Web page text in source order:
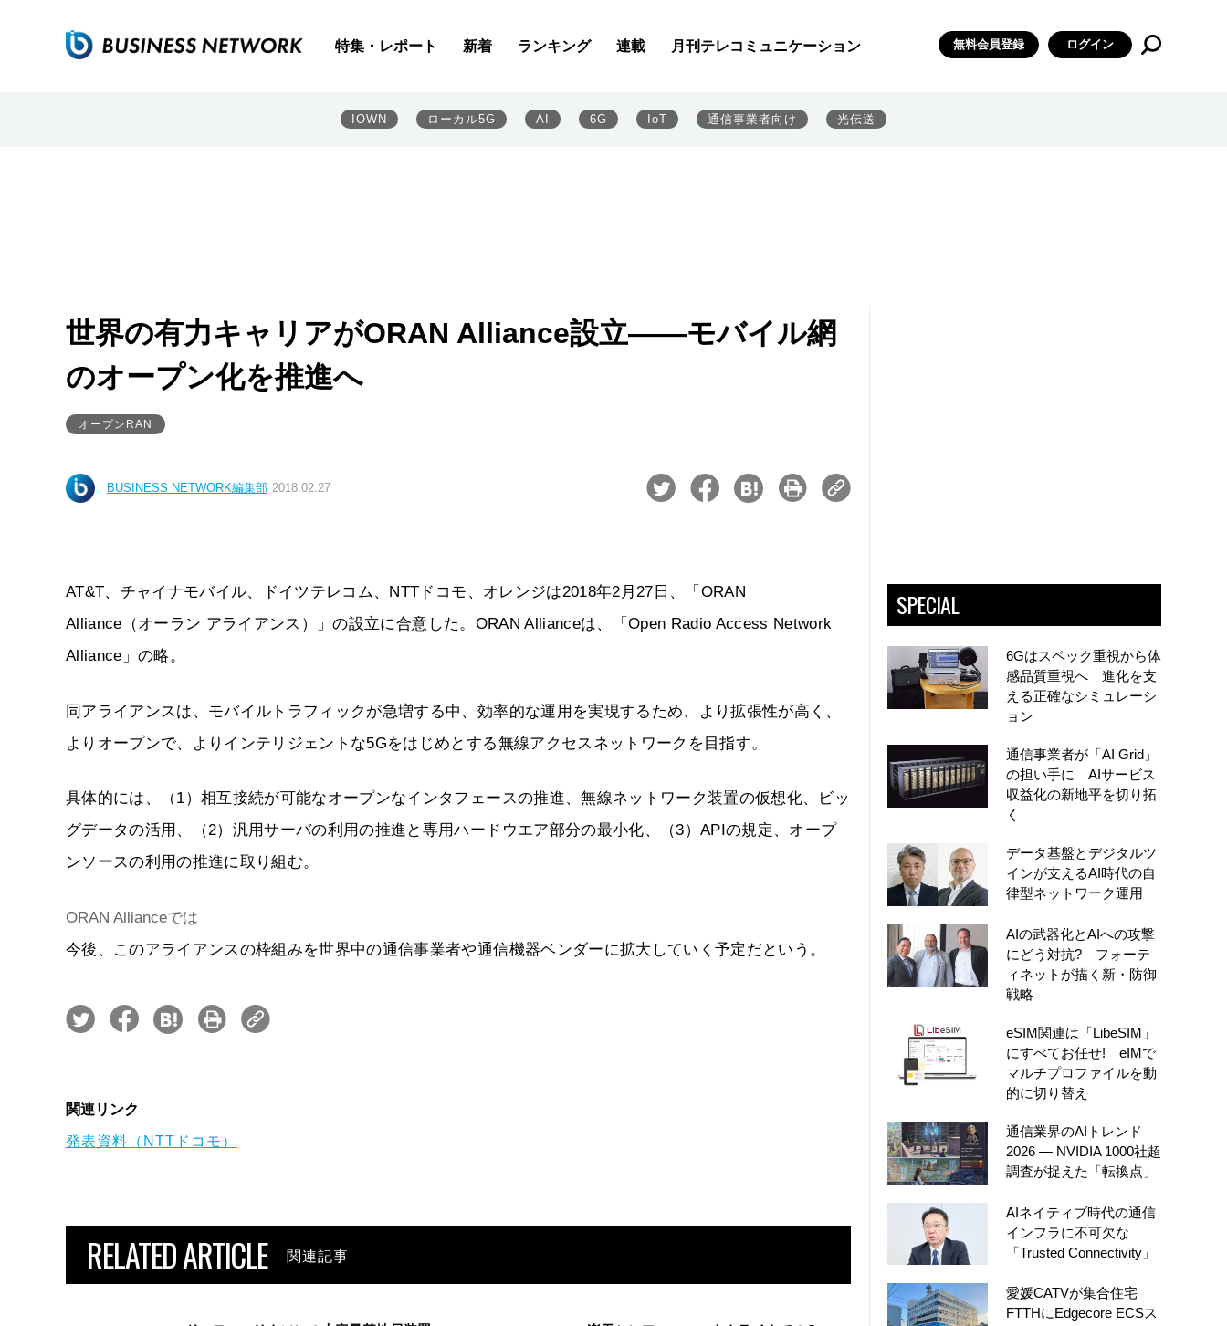
特集・レポート 新着 ランキング 連載 月刊テレコミュニケーション 無料会員登録 ログイン
IOWN ローカル5G AI 6G IoT 通信事業者向け 光伝送
世界の有力キャリアがORAN Alliance設立――モバイル網
のオープン化を推進へ
オープンRAN
BUSINESS NETWORK編集部 2018.02.27
AT&T、チャイナモバイル、ドイツテレコム、NTTドコモ、オレンジは2018年2月27日、「ORAN
Alliance（オーラン アライアンス）」の設立に合意した。ORAN Allianceは、「Open Radio Access Network
Alliance」の略。
同アライアンスは、モバイルトラフィックが急増する中、効率的な運用を実現するため、より拡張性が高く、
よりオープンで、よりインテリジェントな5Gをはじめとする無線アクセスネットワークを目指す。
具体的には、（1）相互接続が可能なオープンなインタフェースの推進、無線ネットワーク装置の仮想化、ビッ
グデータの活用、（2）汎用サーバの利用の推進と専用ハードウエア部分の最小化、（3）APIの規定、オープ
ンソースの利用の推進に取り組む。
ORAN Allianceでは
今後、このアライアンスの枠組みを世界中の通信事業者や通信機器ベンダーに拡大していく予定だという。
関連リンク
発表資料（NTTドコモ）
RELATED ARTICLE 関連記事
SPECIAL
6Gはスペック重視から体
感品質重視へ 進化を支
える正確なシミュレーシ
ョン
通信事業者が「AI Grid」
の担い手に AIサービス
収益化の新地平を切り拓
く
データ基盤とデジタルツ
インが支えるAI時代の自
律型ネットワーク運用
AIの武器化とAIへの攻撃
にどう対抗? フォーテ
ィネットが描く新・防御
戦略
eSIM関連は「LibeSIM」
にすべてお任せ! eIMで
マルチプロファイルを動
的に切り替え
通信業界のAIトレンド
2026 ― NVIDIA 1000社超
調査が捉えた「転換点」
AIネイティブ時代の通信
インフラに不可欠な
「Trusted Connectivity」
愛媛CATVが集合住宅
FTTHにEdgecore ECSス